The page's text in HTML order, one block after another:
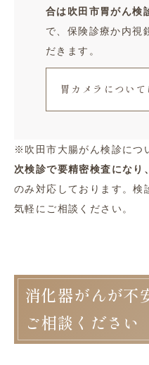
合は吹田市胃がん検
で、保険診療か内視
だきます。
胃カメラについて
※吹田市大腸がん検診につ
次検診で要精密検査になり
のみ対応しております。検
気軽にご相談ください。
消化器がんが
ご相談ください